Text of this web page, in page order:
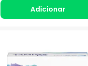
Adicionar